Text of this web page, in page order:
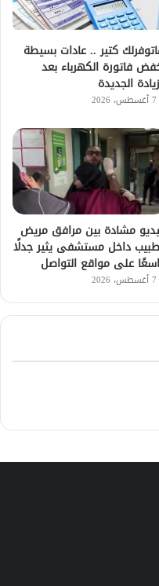
كتير .. عادات بسيطة
فاتورة الكهرباء بعد
الجديدة
7 أغسطس، 2026
مشادة بين مرافق مريض
داخل مستشفى يثير جدلًا
على مواقع التواصل
7 أغسطس، 2026